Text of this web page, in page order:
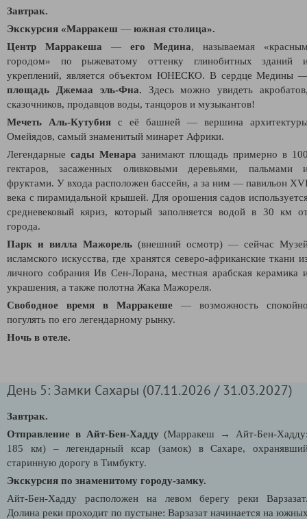
Завтрак.
Экскурсия «Марракеш — южная столица».
Центр Марракеша —его Медина, называемая
городом» по рыжеватому оттенку глинобитных зданий
укреплений, является объектом ЮНЕСКО. В сердце Медины
площадь Джемаа эль-Фна. Здесь можно увидеть
сказочников, продавцов воды, танцоров и музыкантов!
Мечеть Аль-Кутубия c её башней — вершина
Омейядов, самый знаменитый минарет Африки.
Легендарные сады Менара занимают площадь примерно в
гектаров, засаженных оливковыми деревьями, пальмами
фруктами. У входа расположен бассейн, а за ним —павильон
века с пирамидальной крышей. Для орошения садов
средневековый кяриз, который заполняется водой в 30 км
города.
Парк и вилла Мажорель (внешний осмотр) — сейчас
исламского искусства, где хранятся северо-африканские ткани
личного собрания Ив Сен-Лорана, местная арабская керамика
украшения, а также полотна Жака Мажореля.
Свободное время в Марракеше
— возможность
погулять по его легендарному рынку.
Ночь в отеле.
День 5: Замки Сахары (07.11.2026 / 31.03.2027)
Завтрак.
Отправление в Айт-Бен-Хадду(Марракеш →
Айт-Бен-
185 км) –легендарный ксар (замок) в Сахаре,
старинную дорогу в Тимбукту.
Экскурсия по знаменитому городу-замку.
Айт-Бен-Хадду расположен на левом берегу реки
Долина реки проходит по пустыне: Варзазат начинается на